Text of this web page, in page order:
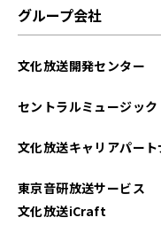
2025年
グループ会社
文化放送開発センター
セントラルミュージック
文化放送キャリアパート
東京音研放送サービス
文化放送iCraft